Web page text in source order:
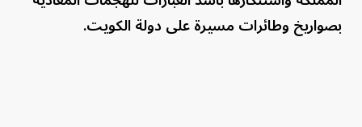
بصواريخ وطائرات مسيرة على دولة الكويت.